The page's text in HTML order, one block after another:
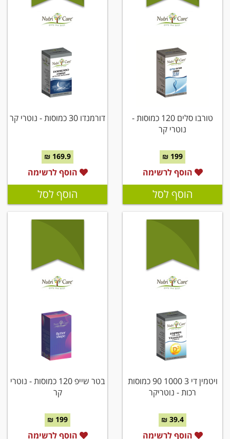
טורבו סלים 120 כמוסות -
נוטרי קר
199 ₪
הוסף לרשימה
הוסף לסל
דורמנדו 30 כמוסות - נוטרי קר
169.9 ₪
הוסף לרשימה
הוסף לסל
ויטמין די 3 1000 90 כמוסות
רכות - נוטריקר
39.4 ₪
הוסף לרשימה
בטר שייפ 120 כמוסות - נוטרי
קר
199 ₪
הוסף לרשימה